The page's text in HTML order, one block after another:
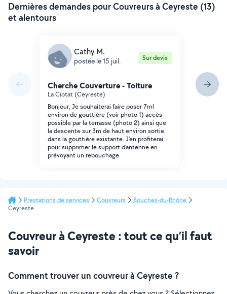
Dernières demandes pour Couvreurs à Ceyreste (13)
et alentours
Cathy M.
postée le 15 juil. Sur devis
Cherche Couverture - Toiture
La Ciotat (Ceyreste)
Bonjour, Je souhaiterai faire poser 7ml
environ de gouttière (voir photo 1) accès
possible par la terrasse (photo 2) ainsi que
la descente sur 3m de haut environ sortie
dans la gouttière existante. J'en profiterai
pour supprimer le support d'antenne en
prévoyant un rebouchage.
Prestations de services Couvreurs
Bouches-du-Rhône
Ceyreste
Couvreur à Ceyreste : tout ce qu’il faut
savoir
Comment trouver un couvreur à Ceyreste ?